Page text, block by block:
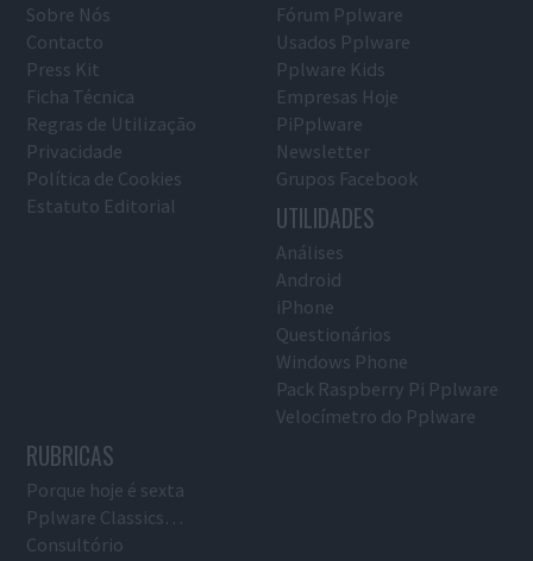
Sobre Nós
Contacto
Press Kit
Ficha Técnica
Regras de Utilização
Privacidade
Política de Cookies
Estatuto Editorial
Fórum Pplware
Usados Pplware
Pplware Kids
Empresas Hoje
PiPplware
Newsletter
Grupos Facebook
UTILIDADES
Análises
Android
iPhone
Questionários
Windows Phone
Pack Raspberry Pi Pplware
Velocímetro do Pplware
RUBRICAS
Porque hoje é sexta
Pplware Classics…
Consultório